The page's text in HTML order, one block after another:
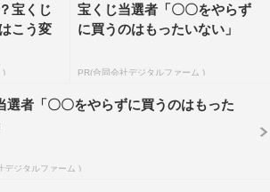
宝くじ
こう変
)
宝くじ当選者「〇〇をやらず
に買うのはもったいない」
PR(合同会社デジタルファーム )
選者「〇〇をやらずに買うのはもった
デジタルファーム )